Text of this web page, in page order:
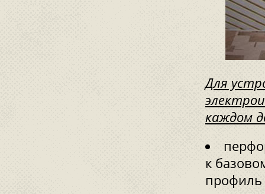
Для
каждом
к
профиль